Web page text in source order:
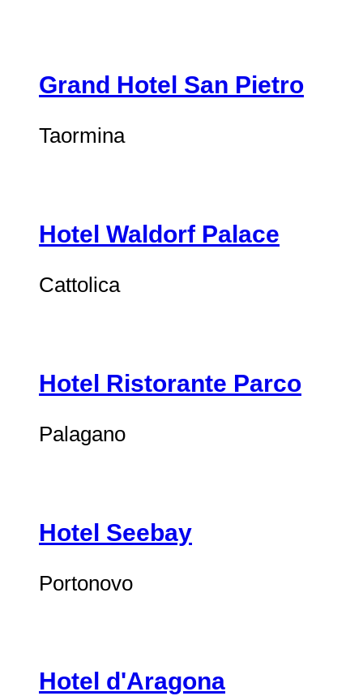
Grand Hotel San Pietro
Taormina
Hotel Waldorf Palace
Cattolica
Hotel Ristorante Parco
Palagano
Hotel Seebay
Portonovo
Hotel d'Aragona